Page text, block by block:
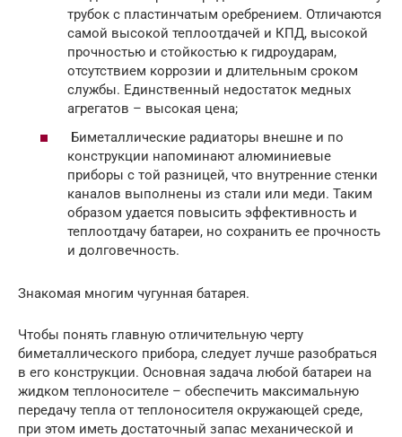
трубок с пластинчатым оребрением. Отличаются
самой высокой теплоотдачей и КПД, высокой
прочностью и стойкостью к гидроударам,
отсутствием коррозии и длительным сроком
службы. Единственный недостаток медных
агрегатов – высокая цена;
Биметаллические радиаторы внешне и по
конструкции напоминают алюминиевые
приборы с той разницей, что внутренние стенки
каналов выполнены из стали или меди. Таким
образом удается повысить эффективность и
теплоотдачу батареи, но сохранить ее прочность
и долговечность.
Знакомая многим чугунная батарея.
Чтобы понять главную отличительную черту
биметаллического прибора, следует лучше разобраться
в его конструкции. Основная задача любой батареи на
жидком теплоносителе – обеспечить максимальную
передачу тепла от теплоносителя окружающей среде,
при этом иметь достаточный запас механической и